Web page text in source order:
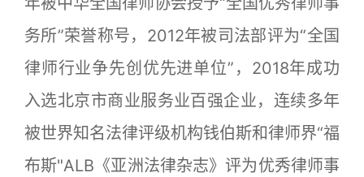
务所”荣誉称号，2012年被司法部评为“全国
律师行业争先创优先进单位”，2018年成功
入选北京市商业服务业百强企业，连续多年
被世界知名法律评级机构钱伯斯和律师界“福
布斯"ALB《亚洲法律杂志》评为优秀律师事